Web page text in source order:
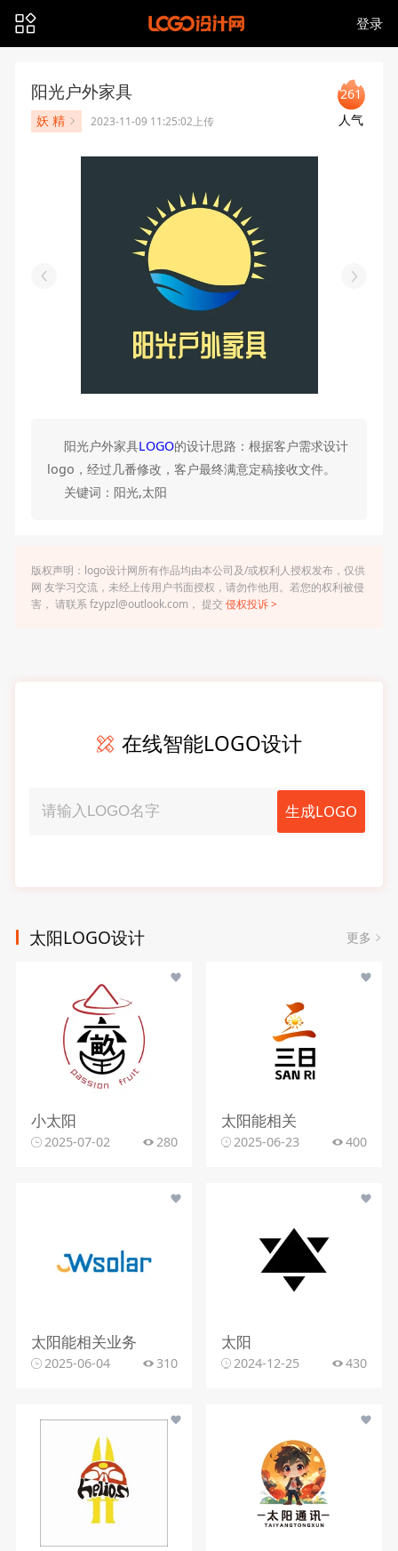
登录
阳光户外家具
妖 精 2023-11-09 11:25:02上传
261
人气
阳光户外家具LOGO的设计思路：根据客户需求设计
logo，经过几番修改，客户最终满意定稿接收文件。
关键词：阳光,太阳
版权声明：logo设计网所有作品均由本公司及/或权利人授权发布，仅供
网 友学习交流，未经上传用户书面授权，请勿作他用。若您的权利被侵
害， 请联系 fzypzl@outlook.com， 提交 侵权投诉 >
在线智能LOGO设计
生成LOGO
太阳LOGO设计 更多
小太阳
2025-07-02 280
太阳能相关
2025-06-23 400
太阳能相关业务
2025-06-04 310
太阳
2024-12-25 430